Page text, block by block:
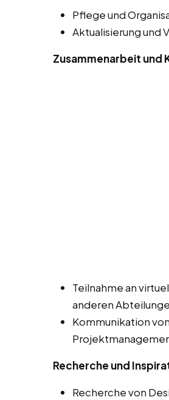
Pflege und
Aktualisierung und
Zusammenarbeit und
Teilnahme an
anderen
Kommunikation
Recherche und
Recherche von